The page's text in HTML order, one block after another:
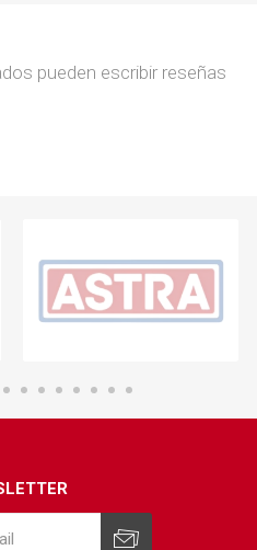
pueden escribir reseñas